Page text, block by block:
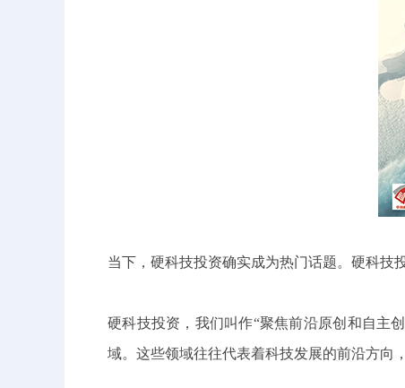
当下，硬科技投资确实成为热门话题。硬科技
硬科技投资，我们叫作“聚焦前沿原创和自主
域。这些领域往往代表着科技发展的前沿方向